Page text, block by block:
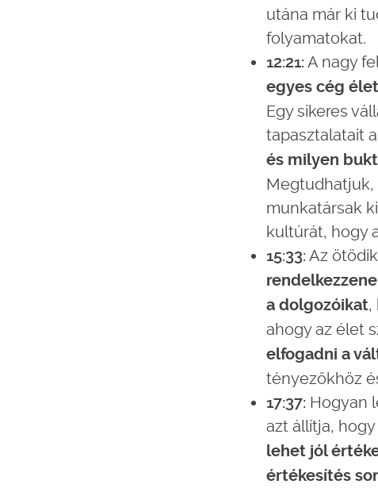
utána már ki
folyamatokat.
12:21:A nagy
egyes cég
Egy sikeres
tapasztalatait
és milyen
Megtudhatjuk,
munkatársak
kultúrát, hogy
15:33:Az
a dolgozóikat,
ahogy az élet
elfogadni a
tényezőkhöz
17:37: Hogyan
azt állítja, hogy
lehet jól
értékesítés